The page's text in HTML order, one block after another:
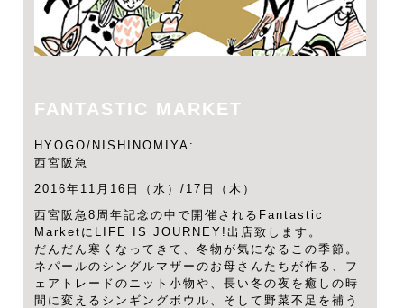
FANTASTIC MARKET
HYOGO/NISHINOMIYA:
西宮阪急
2016年11月16日（水）/17日（木）
西宮阪急8周年記念の中で開催されるFantastic
MarketにLIFE IS JOURNEY!出店致します。
だんだん寒くなってきて、冬物が気になるこの季節。
ネパールのシングルマザーのお母さんたちが作る、フ
ェアトレードのニット小物や、長い冬の夜を癒しの時
間に変えるシンギングボウル、そして野菜不足を補う